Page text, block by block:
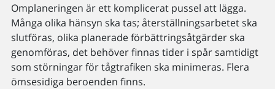
Omplaneringen är ett komplicerat pussel att lägga.
Många olika hänsyn ska tas; återställningsarbetet ska
slutföras, olika planerade förbättringsåtgärder ska
genomföras, det behöver finnas tider i spår samtidigt
som störningar för tågtrafiken ska minimeras. Flera
ömsesidiga beroenden finns.